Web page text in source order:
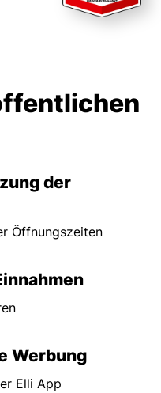
der
Öffnungszeiten
Werbung
Elli App